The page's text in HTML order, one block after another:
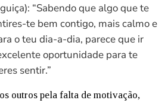
“Sabendo que algo que te
te bem contigo, mais calmo e
o teu dia-a-dia, parece que ir
oportunidade para te
sentir.”
outros pela falta de motivação,